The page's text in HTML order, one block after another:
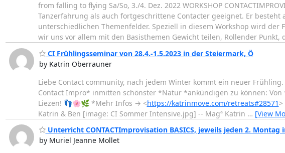
from falling to flying Sa/So, 3./4. Dez. 2022 WORKSHOP
Tanzerfahrung als auch fortgeschrittene Contacter geeignet. Er
unterschiedlichen Themenfelder. Speziell in diesem Workshop wird der
wir uns vor allem mit den Basisthemen Gewicht teilen, Rollender Punkt,
CI Frühlingsseminar von 28.4.-1.5.2023 in der Steiermark, Ö
by Katrin Oberrauner
Liebe Contact community, nach jedem Winter kommt ein neuer
Contact Impro* inmitten schönster *Natur *ankündigen zu können:
Liezen! 👣🌸🌿 *Mehr Infos → <https://katrinmove.com/retreats#28571>
Katrin & Ben [image: CI Sommer Intensive.jpg] -- Magª Katrin … [View
Unterricht CONTACTImprovisation BASICS, jeweils jeden 2. Montag
by Muriel Jeanne Mollet